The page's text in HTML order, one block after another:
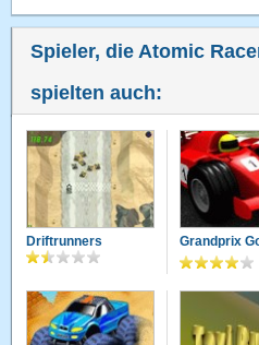
Spieler, die Atomic
spielten auch:
Driftrunners Grandprix